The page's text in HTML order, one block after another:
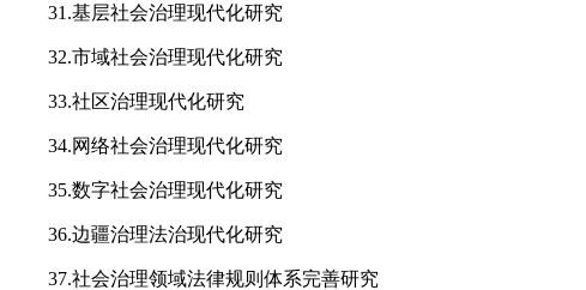
31.基层社会治理现代化研究
32.市域社会治理现代化研究
33.社区治理现代化研究
34.网络社会治理现代化研究
35.数字社会治理现代化研究
36.边疆治理法治现代化研究
37.社会治理领域法律规则体系完善研究